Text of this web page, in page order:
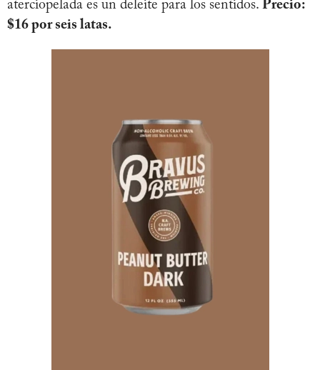
aterciopelada es un deleite para los sentidos. Precio:
$16 por seis latas.